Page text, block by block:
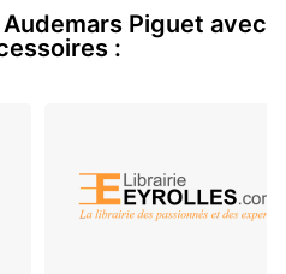
technologiques
- je crois que c'est de
Piguet avec
: